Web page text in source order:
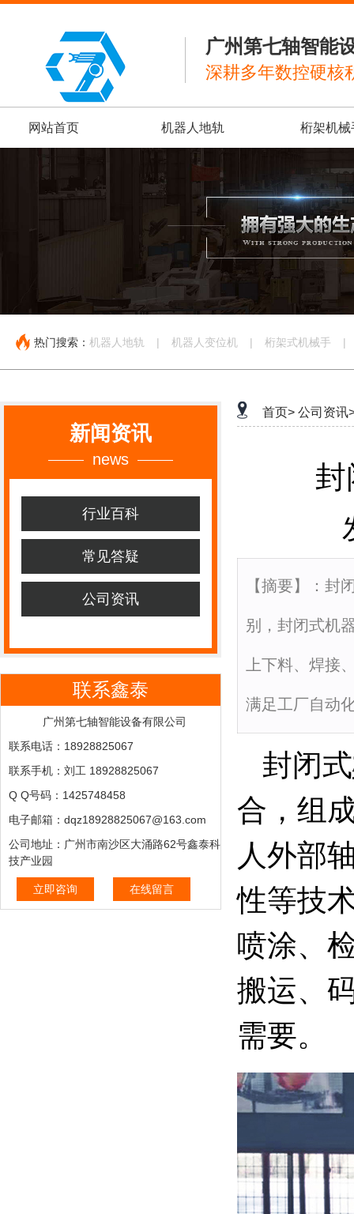
广州第七轴智能
深耕多年数控硬核
网站首页 机器人地轨 桁架机械
热门搜索： 机器人地轨 | 机器人变位机 | 桁架式机械手 |
新闻资讯
news
行业百科
常见答疑
公司资讯
联系鑫泰
广州第七轴智能设备有限公司
联系电话：18928825067
联系手机：刘工 18928825067
Q Q号码：1425748458
电子邮箱：dqz18928825067@163.com
公司地址：广州市南沙区大涌路62号鑫泰科
技产业园
立即咨询 在线留言
首页> 公司资讯
封
【摘要】：封
别，封闭式机
上下料、焊接
满足工厂自动
封闭式
合，组
人外部
性等技
喷涂、
搬运、
需要。